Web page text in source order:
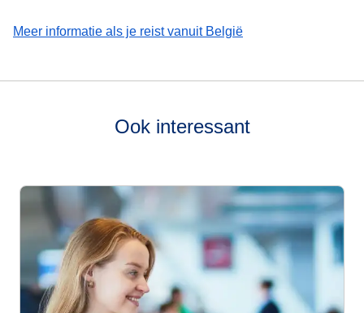
Meer informatie als je reist vanuit België(
Ook interessant